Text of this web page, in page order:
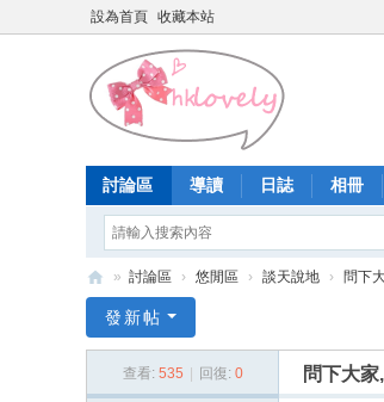
設為首頁 收藏本站
討論區 導讀 日誌 相冊
港
» 討論區 › 悠閒區 › 談天說地 › 問下
發新帖
查看: 535 回復: 0 問下大